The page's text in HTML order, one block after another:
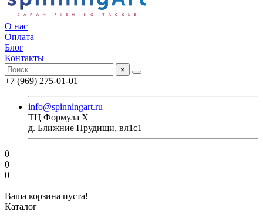
О нас
Оплата
Блог
Контакты
×
+7 (969) 275-01-01
info@spinningart.ru
ТЦ Формула X
д. Ближние Прудищи, вл1с1
0
0
0
Ваша корзина пуста!
Каталог